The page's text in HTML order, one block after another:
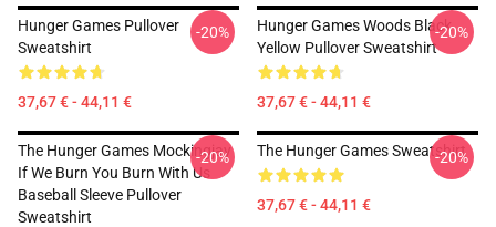
Hunger Games Pullover
Sweatshirt
37,67 € - 44,11 €
-20%
Hunger Games Woods Black
Yellow Pullover Sweatshirt
37,67 € - 44,11 €
-20%
The Hunger Games Mockingjay
If We Burn You Burn With Us
Baseball Sleeve Pullover
Sweatshirt
-20% The Hunger Games Sweatshirt
37,67 € - 44,11 €
-20%